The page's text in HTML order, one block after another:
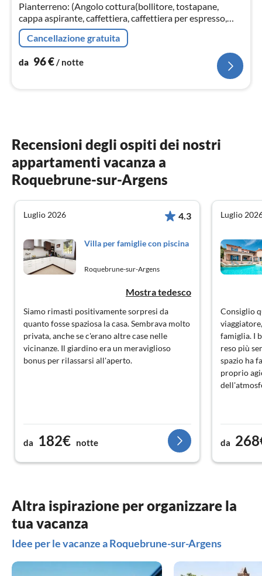
Pianterreno: (Angolo cottura(bollitore, tostapane,
cappa aspirante, caffettiera, caffettiera per espresso,
forno, forno a microonde, lavastoviglie, frigorifero)
Cancellazione gratuita
da 96€/ notte
Recensioni degli ospiti dei nostri
appartamenti vacanza a
Roquebrune-sur-Argens
Luglio 2026 4.3
Villa per famiglie con piscina
Roquebrune-sur-Argens
Mostra tedesco
Siamo rimasti positivamente sorpresi da
quanto fosse spaziosa la casa. Sembrava molto
privata, anche se c'erano altre case nelle
vicinanze. Il giardino era un meraviglioso
bonus per rilassarsi all'aperto.
da 182€ notte
Luglio
Consiglio
famiglia. I
reso più
spazio ha
proprio
da
Altra ispirazione per organizzare la
tua vacanza
Idee per le vacanze a Roquebrune-sur-Argens